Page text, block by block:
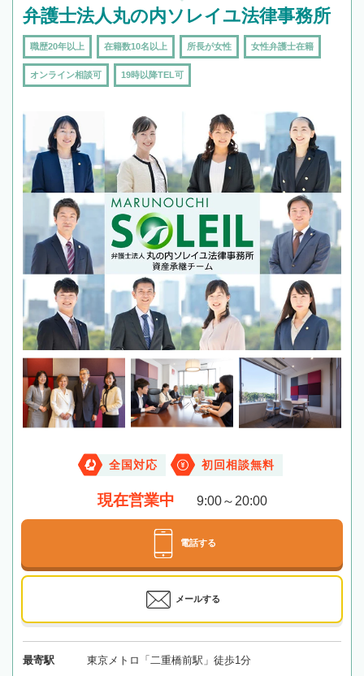
弁護士法人丸の内ソレイユ法律事務所
職歴20年以上 在籍数10名以上 所長が女性 女性弁護士在籍
オンライン相談可 19時以降TEL可
全国対応 初回相談無料
現在営業中 9:00～20:00
電話する
メールする
最寄駅 東京メトロ「二重橋前駅」徒歩1分